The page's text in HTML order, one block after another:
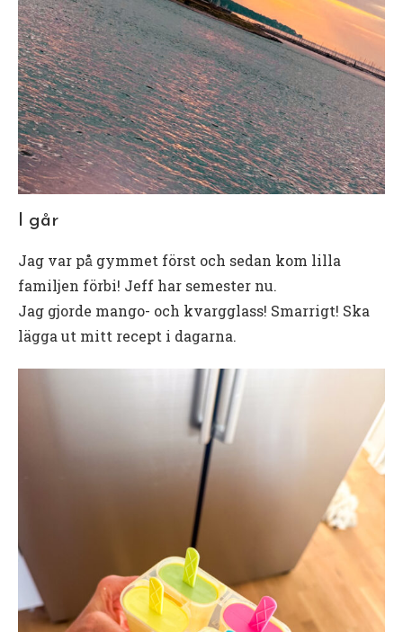
I går
Jag var på gymmet först och sedan kom lilla
familjen förbi! Jeff har semester nu.
Jag gjorde mango- och kvargglass! Smarrigt! Ska
lägga ut mitt recept i dagarna.